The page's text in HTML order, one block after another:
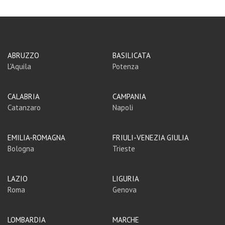
ABRUZZO
L'Aquila
BASILICATA
Potenza
CALABRIA
Catanzaro
CAMPANIA
Napoli
EMILIA-ROMAGNA
Bologna
FRIULI-VENEZIA GIULIA
Trieste
LAZIO
Roma
LIGURIA
Genova
LOMBARDIA
MARCHE